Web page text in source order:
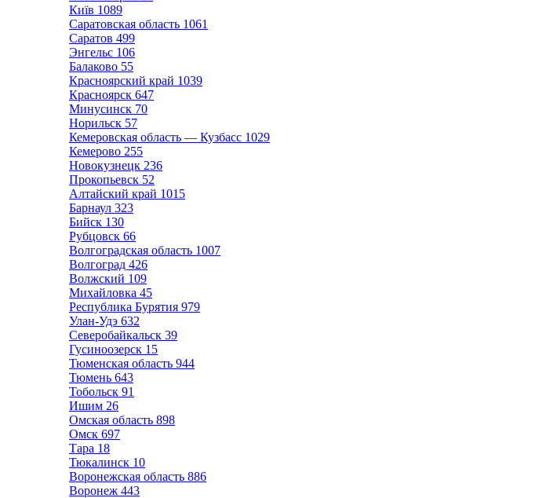
Київ 1089
Саратовская область 1061
Саратов 499
Энгельс 106
Балаково 55
Красноярский край 1039
Красноярск 647
Минусинск 70
Норильск 57
Кемеровская область — Кузбасс 1029
Кемерово 255
Новокузнецк 236
Прокопьевск 52
Алтайский край 1015
Барнаул 323
Бийск 130
Рубцовск 66
Волгоградская область 1007
Волгоград 426
Волжский 109
Михайловка 45
Республика Бурятия 979
Улан-Удэ 632
Северобайкальск 39
Гусиноозерск 15
Тюменская область 944
Тюмень 643
Тобольск 91
Ишим 26
Омская область 898
Омск 697
Тара 18
Тюкалинск 10
Воронежская область 886
Воронеж 443